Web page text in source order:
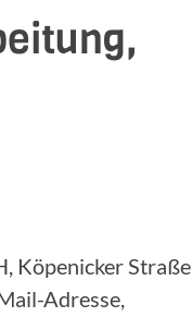
Köpenicker Straße
Adresse,